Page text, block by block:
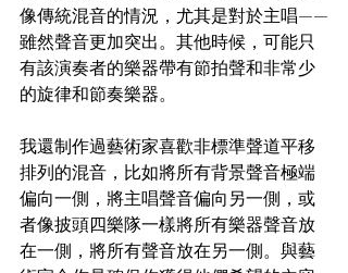
像傳統混音的情況，尤其是對於主唱——
雖然聲音更加突出。其他時候，可能只
有該演奏者的樂器帶有節拍聲和非常少
的旋律和節奏樂器。
我還制作過藝術家喜歡非標準聲道平移
排列的混音，比如將所有背景聲音極端
偏向一側，將主唱聲音偏向另一側，或
者像披頭四樂隊一樣將所有樂器聲音放
在一側，將所有聲音放在另一側。與藝